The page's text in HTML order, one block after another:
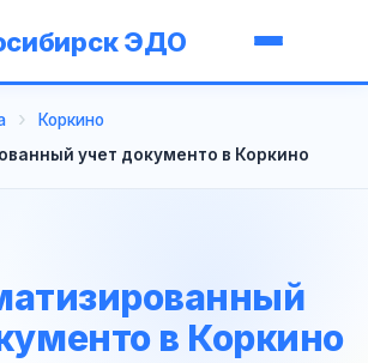
ЭДО
Коркино
учет документо в Коркино
в Коркино